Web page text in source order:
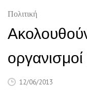
Πολιτική
12/06/2013